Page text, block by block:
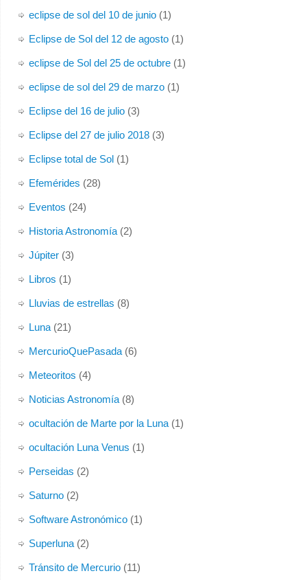
eclipse de sol del 10 de junio(1)
Eclipse de Sol del 12 de agosto(1)
eclipse de Sol del 25 de octubre(1)
eclipse de sol del 29 de marzo(1)
Eclipse del 16 de julio(3)
Eclipse del 27 de julio 2018(3)
Eclipse total de Sol(1)
Efemérides (28)
Eventos (24)
Historia Astronomía(2)
Júpiter(3)
Libros (1)
Lluvias de estrellas (8)
Luna(21)
MercurioQuePasada(6)
Meteoritos (4)
Noticias Astronomía(8)
ocultación de Marte por la Luna(1)
ocultación Luna Venus (1)
Perseidas (2)
Saturno(2)
Software Astronómico(1)
Superluna(2)
Tránsito de Mercurio(11)